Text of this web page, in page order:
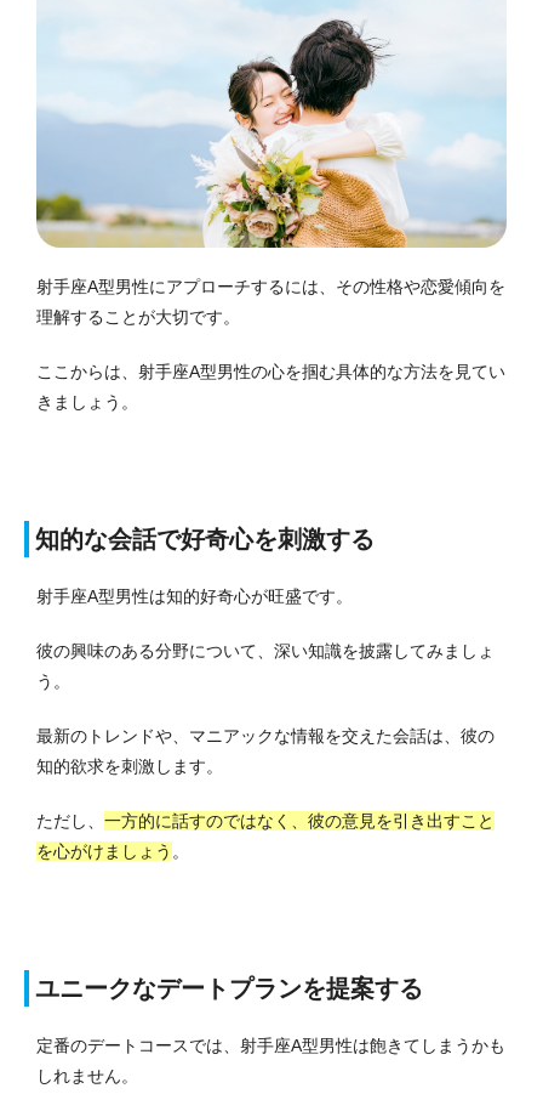
射手座A型男性にアプローチするには、その性格や恋愛傾向を
理解することが大切です。
ここからは、射手座A型男性の心を掴む具体的な方法を見てい
きましょう。
知的な会話で好奇心を刺激する
射手座A型男性は知的好奇心が旺盛です。
彼の興味のある分野について、深い知識を披露してみましょ
う。
最新のトレンドや、マニアックな情報を交えた会話は、彼の
知的欲求を刺激します。
ただし、 一方的に話すのではなく、彼の意見を引き出すこと
を心がけましょう 。
ユニークなデートプランを提案する
定番のデートコースでは、射手座A型男性は飽きてしまうかも
しれません。